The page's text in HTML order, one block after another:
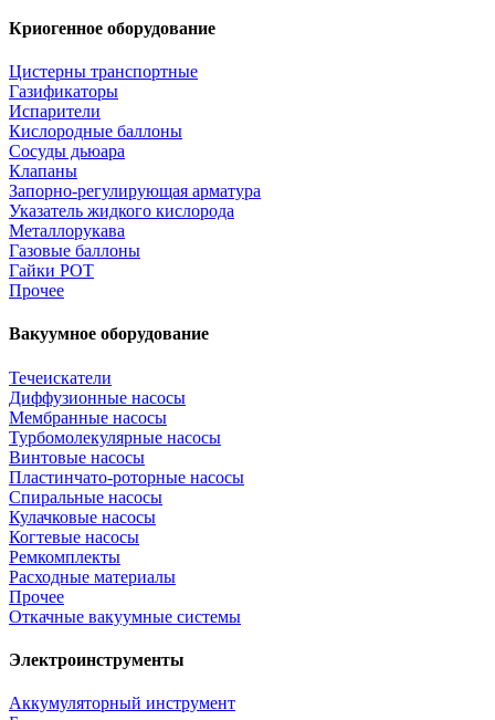
Криогенное оборудование
Цистерны транспортные
Газификаторы
Испарители
Кислородные баллоны
Сосуды дьюара
Клапаны
Запорно-регулирующая арматура
Указатель жидкого кислорода
Металлорукава
Газовые баллоны
Гайки РОТ
Прочее
Вакуумное оборудование
Течеискатели
Диффузионные насосы
Мембранные насосы
Турбомолекулярные насосы
Винтовые насосы
Пластинчато-роторные насосы
Спиральные насосы
Кулачковые насосы
Когтевые насосы
Ремкомплекты
Расходные материалы
Прочее
Откачные вакуумные системы
Электроинструменты
Аккумуляторный инструмент